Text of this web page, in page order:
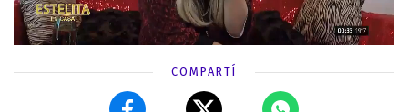
COMPARTÍ